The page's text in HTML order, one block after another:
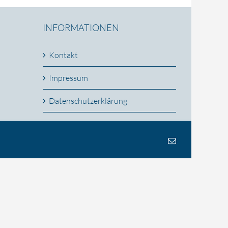
INFORMATIONEN
Kontakt
Impressum
Datenschutzerklärung
E-